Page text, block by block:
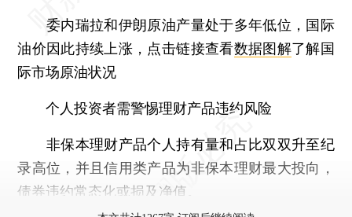
委内瑞拉和伊朗原油产量处于多年低位，国际
油价因此持续上涨，点击链接查看数据图解了解国
际市场原油状况
个人投资者需警惕理财产品违约风险
非保本理财产品个人持有量和占比双双升至纪
录高位，并且信用类产品为非保本理财最大投向，
债券违约常态化或损及净值。